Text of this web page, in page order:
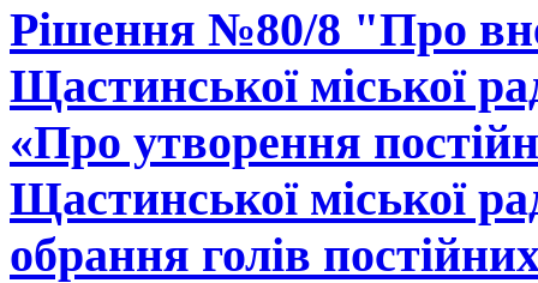
Рішення №80/8 "Про
Щастинської міської
«Про утворення
Щастинської міської
обрання голів